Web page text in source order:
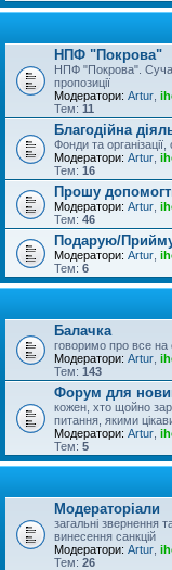
НПФ "Покрова"
НПФ "Покрова".
пропозиції
Модератори: Artur
Тем: 11
Благодійна
Фонди та
Модератори: Artur
Тем: 16
Прошу
Модератори: Artur
Тем: 46
Подарую/
Модератори: Artur
Тем: 6
Балачка
говоримо про все на
Модератори: Artur
Тем: 143
Форум для
кожен, хто щойно
питання, якими
Модератори: Artur
Тем: 5
Модераторіали
загальні звернення
винесення санкцій
Модератори: Artur
Тем: 26